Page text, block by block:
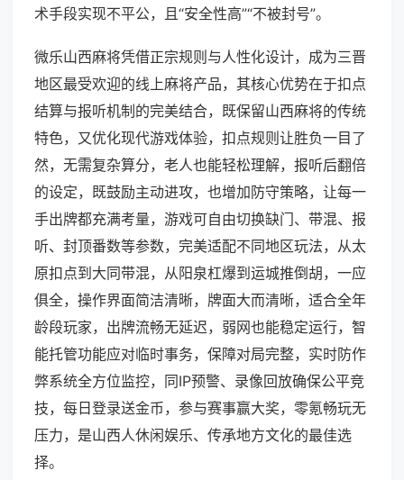
术手段实现不平公，且“安全性高”“不被封号”。
微乐山西麻将凭借正宗规则与人性化设计，成为三晋
地区最受欢迎的线上麻将产品，其核心优势在于扣点
结算与报听机制的完美结合，既保留山西麻将的传统
特色，又优化现代游戏体验，扣点规则让胜负一目了
然，无需复杂算分，老人也能轻松理解，报听后翻倍
的设定，既鼓励主动进攻，也增加防守策略，让每一
手出牌都充满考量，游戏可自由切换缺门、带混、报
听、封顶番数等参数，完美适配不同地区玩法，从太
原扣点到大同带混，从阳泉杠爆到运城推倒胡，一应
俱全，操作界面简洁清晰，牌面大而清晰，适合全年
龄段玩家，出牌流畅无延迟，弱网也能稳定运行，智
能托管功能应对临时事务，保障对局完整，实时防作
弊系统全方位监控，同IP预警、录像回放确保公平竞
技，每日登录送金币，参与赛事赢大奖，零氪畅玩无
压力，是山西人休闲娱乐、传承地方文化的最佳选
择。